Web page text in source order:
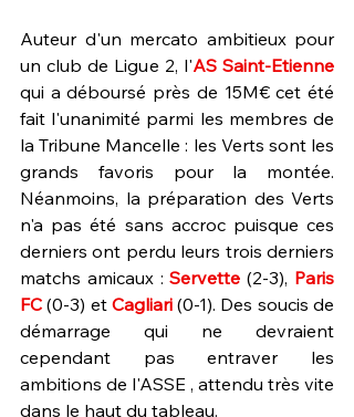
Auteur d'un mercato ambitieux pour
un club de Ligue 2, l'AS Saint-Etienne
qui a déboursé près de 15M€ cet été
fait l'unanimité parmi les membres de
la Tribune Mancelle : les Verts sont les
grands favoris pour la montée.
Néanmoins, la préparation des Verts
n'a pas été sans accroc puisque ces
derniers ont perdu leurs trois derniers
matchs amicaux : Servette (2-3), Paris
FC (0-3) et Cagliari (0-1). Des soucis de
démarrage qui ne devraient
cependant pas entraver les
ambitions de l'ASSE , attendu très vite
dans le haut du tableau.